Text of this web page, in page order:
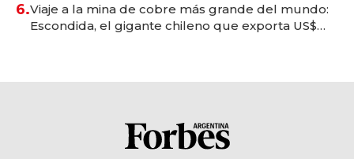
6.Viaje a la mina de cobre más grande del mundo:
Escondida, el gigante chileno que exporta US$